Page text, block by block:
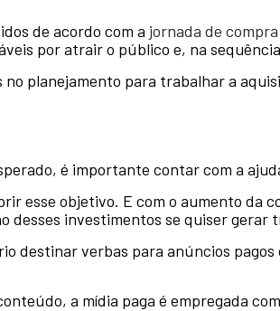
de acordo com a jornada de
por atrair o público e, na
planejamento para trabalhar a
é importante contar com a
esse objetivo. E com o aumento da
desses investimentos se quiser gerar
destinar verbas para anúncios
a mídia paga é empregada